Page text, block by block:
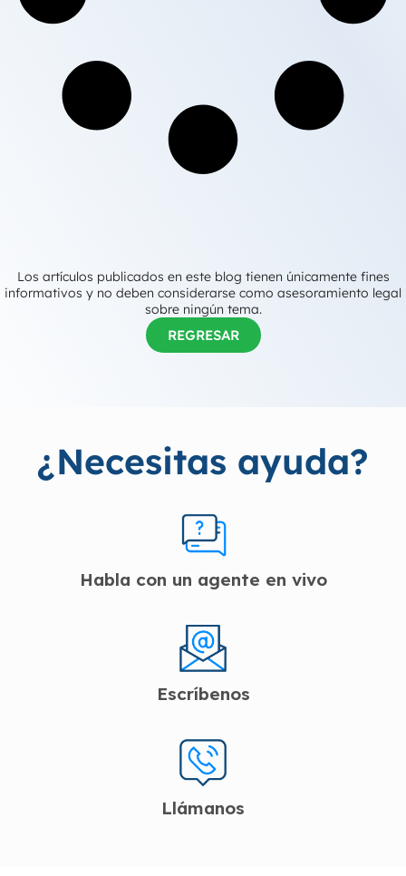
Los artículos publicados en este blog tienen únicamente fines
informativos y no deben considerarse como asesoramiento legal
sobre ningún tema.
REGRESAR
¿Necesitas ayuda?
Habla con un agente en vivo
Escríbenos
Llámanos